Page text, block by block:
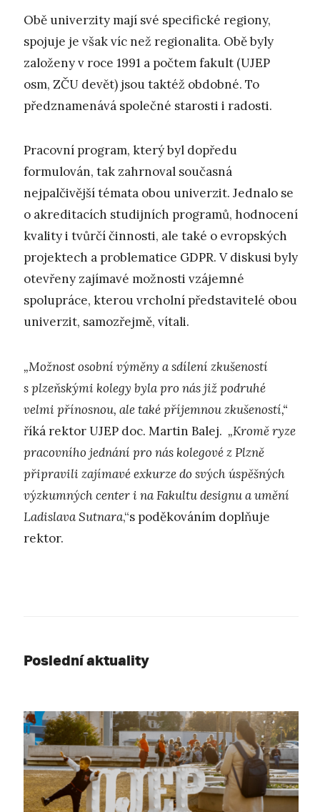
Obě univerzity mají své specifické regiony,
spojuje je však víc než regionalita. Obě byly
založeny v roce 1991 a počtem fakult (UJEP
osm, ZČU devět) jsou taktéž obdobné. To
předznamenává společné starosti i radosti.
Pracovní program, který byl dopředu
formulován, tak zahrnoval současná
nejpalčivější témata obou univerzit. Jednalo se
o akreditacích studijních programů, hodnocení
kvality i tvůrčí činnosti, ale také o evropských
projektech a problematice GDPR. V diskusi byly
otevřeny zajímavé možnosti vzájemné
spolupráce, kterou vrcholní představitelé obou
univerzit, samozřejmě, vítali.
„Možnost osobní výměny a sdílení zkušeností
s plzeňskými kolegy byla pro nás již podruhé
velmi přínosnou, ale také příjemnou zkušeností,“
říká rektor UJEP doc. Martin Balej. „Kromě ryze
pracovního jednání pro nás kolegové z Plzně
připravili zajímavé exkurze do svých úspěšných
výzkumných center i naFakultu designu a umění
Ladislava Sutnara,“s poděkováním doplňuje
rektor.
Poslední aktuality